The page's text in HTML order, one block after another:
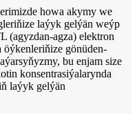
howa akymy we
laýyk gelýän weýp
(agyzdan-agza) elektron
öýkenleriňize gönüden-
bu enjam size
konsentrasiýalarynda
laýyk gelýän